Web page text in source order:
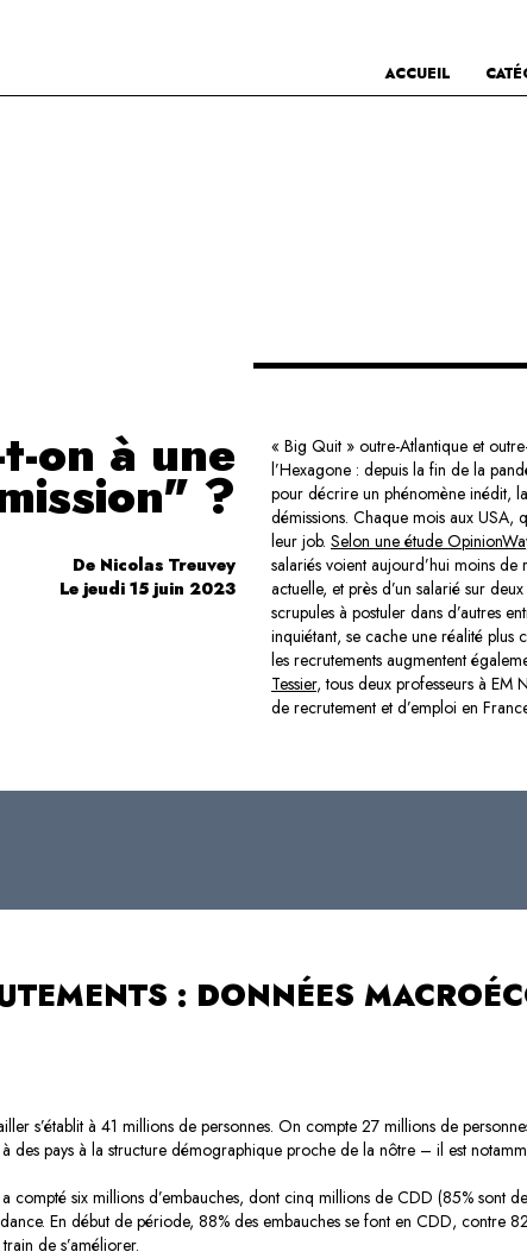
ACCUEIL
on à une
?
De Nicolas Treuvey
Le jeudi 15 juin 2023
« Big Quit » outre-Atlantique et
l’Hexagone : depuis la fin de la
pour décrire un phénomène inédit,
démissions. Chaque mois aux USA,
leur job. Selon une étude
salariés voient aujourd’hui moins
actuelle, et près d’un salarié sur
scrupules à postuler dans d’autres
inquiétant, se cache une réalité plus
les recrutements augmentent
Tessier, tous deux professeurs à EM
de recrutement et d’emploi en
: DONNÉES
s’établit à 41 millions de personnes. On compte 27 millions de
des pays à la structure démographique proche de la nôtre – il est
six millions d’embauches, dont cinq millions de CDD (85% sont
En début de période, 88% des embauches se font en CDD, contre
de s’améliorer.